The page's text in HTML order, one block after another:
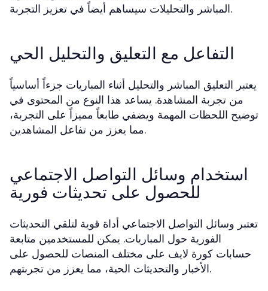
المباشر والتحليلات سيساهم أيضاً في تعزيز التجربة.
التفاعل مع التعليق والتحليل الحي
يعتبر التعليق المباشر والتحليل أثناء المباريات جزءاً أساسياً
من تجربة المشاهدة. يساعد هذا النوع من المحتوى في
توضيح اللحظات المهمة ويضفي طابعاً مميزاً على التجربة،
مما يعزز من تفاعل المشاهدين.
استخدام وسائل التواصل الاجتماعي
للحصول على تحديثات فورية
تعتبر وسائل التواصل الاجتماعي أداة قوية لتلقي التحديثات
الفورية حول المباريات. يمكن للمستخدمين متابعة
حسابات كورة لايف على مختلف المنصات للحصول على
الأخبار والتحديثات الحية، مما يعزز من تجربتهم.